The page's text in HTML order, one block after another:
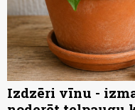
Izdzēri vīnu -